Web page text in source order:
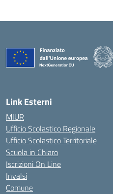
Link Esterni
MIUR
Ufficio Scolastico Regionale
Ufficio Scolastico Territoriale
Scuola in Chiaro
Iscrizioni On Line
Invalsi
Comune